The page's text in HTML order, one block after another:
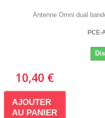
Antenne Omni dual
PCE-
10,40 €
AJOUTER
AU PANIER